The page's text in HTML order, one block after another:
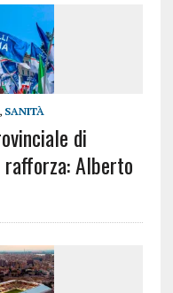
SANITÀ
di
Alberto